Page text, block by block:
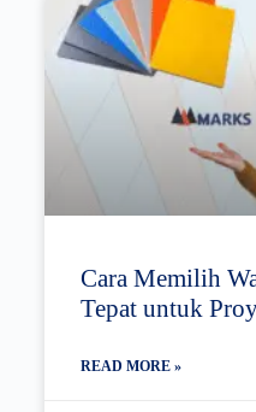
Cara Memilih
Tepat untuk
READ MORE »